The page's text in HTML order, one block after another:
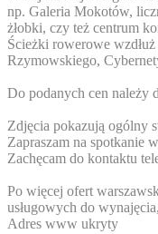
np. Galeria Mokotów,
żłobki, czy też centrum
Ścieżki rowerowe
Rzymowskiego,
Do podanych cen należy
Zdjęcia pokazują ogólny
Zapraszam na spotkanie
Zachęcam do kontaktu
Po więcej ofert
usługowych do
Adres www ukryty